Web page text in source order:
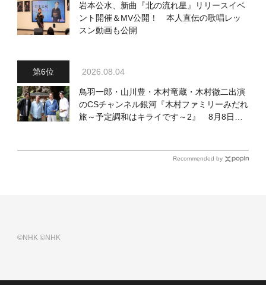
岩本公水、新曲『北の流れ星』リリースイベ
ント開催＆MV公開！ 本人直伝の歌唱レッ
スン動画も公開
2026.08.04
鳥羽一郎・山川豊・木村竜蔵・木村徹二出演
のCSチャンネル銀河『木村ファミリーみだれ
旅～予定調和はキライです～2』 8月8日
Recommended by
©NHK©NHK